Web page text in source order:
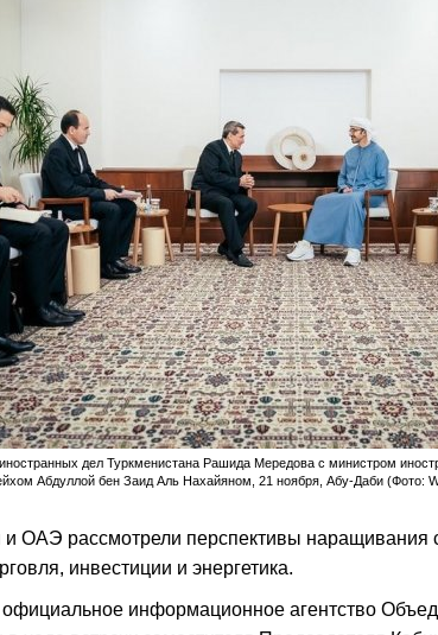
дел Туркменистана Рашида Мередова с министром
Абдуллой бен Заид Аль Нахайяном, 21 ноября, Абу-Даби (Фото:
и ОАЭ рассмотрели перспективы наращивания
инвестиции и энергетика.
официальное информационное агентство